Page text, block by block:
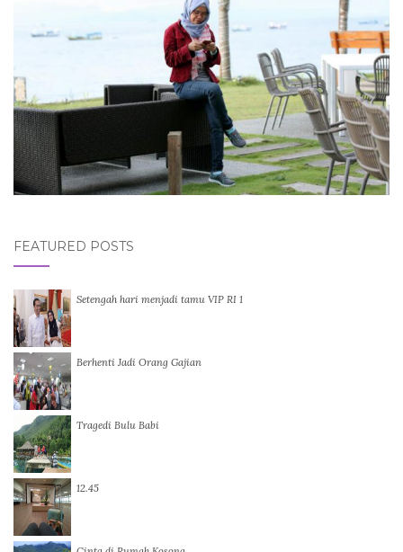
FEATURED POSTS
Setengah hari menjadi tamu VIP RI 1
Berhenti Jadi Orang Gajian
Tragedi Bulu Babi
12.45